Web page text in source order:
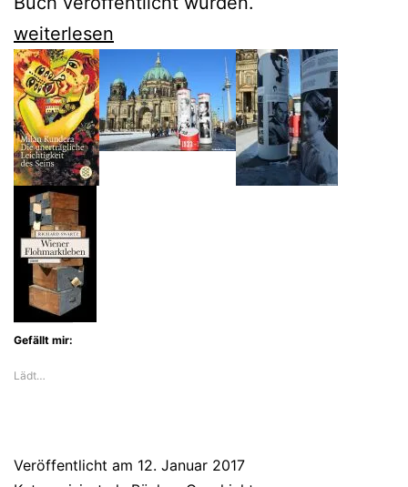
Hans
Keilsons
Sonette
einer
verbotenen
Liebe
weiterlesen
Gefällt mir:
Lädt…
Veröffentlicht am 12. Januar 2017